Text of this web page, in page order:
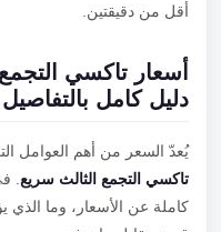
أقل من دقيقتين.
دليل كامل بالتفاصيل
يُعدّ السعر من أهم العوامل
تاكسي التجمع الثالث سريع . في
كاملة عن الأسعار، وما الذي